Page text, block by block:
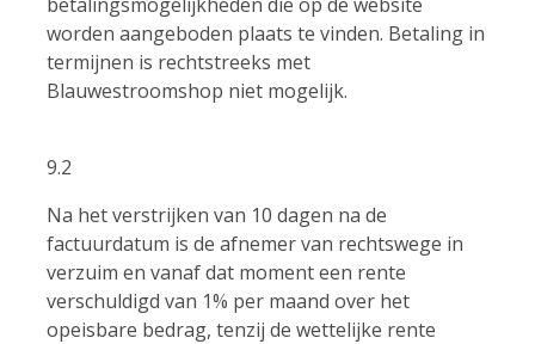
worden aangeboden plaats te vinden. Betaling in
termijnen is rechtstreeks met
Blauwestroomshop niet mogelijk.
9.2
Na het verstrijken van 10 dagen na de
factuurdatum is de afnemer van rechtswege in
verzuim en vanaf dat moment een rente
verschuldigd van 1% per maand over het
opeisbare bedrag, tenzij de wettelijke rente